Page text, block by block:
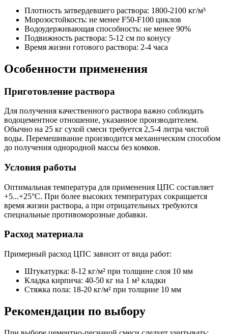
Плотность затвердевшего раствора: 1800-2100 кг/м³
Морозостойкость: не менее F50-F100 циклов
Водоудерживающая способность: не менее 90%
Подвижность раствора: 5-12 см по конусу
Время жизни готового раствора: 2-4 часа
Особенности применения
Приготовление раствора
Для получения качественного раствора важно соблюдать
водоцементное отношение, указанное производителем.
Обычно на 25 кг сухой смеси требуется 2,5-4 литра чистой
воды. Перемешивание производится механическим способом
до получения однородной массы без комков.
Условия работы
Оптимальная температура для применения ЦПС составляет
+5...+25°C. При более высоких температурах сокращается
время жизни раствора, а при отрицательных требуются
специальные противоморозные добавки.
Расход материала
Примерный расход ЦПС зависит от вида работ:
Штукатурка: 8-12 кг/м² при толщине слоя 10 мм
Кладка кирпича: 40-50 кг на 1 м³ кладки
Стяжка пола: 18-20 кг/м² при толщине 10 мм
Рекомендации по выбору